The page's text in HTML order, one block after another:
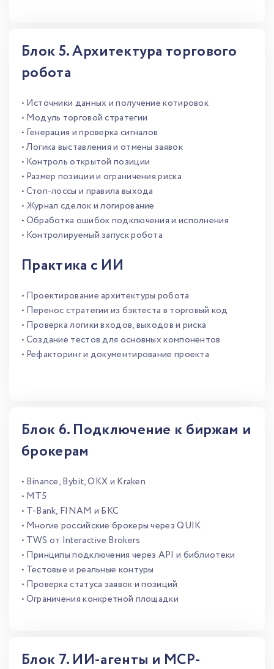
Блок 5. Архитектура торгового
робота
• Источники данных и получение котировок
• Модуль торговой стратегии
• Генерация и проверка сигналов
• Логика выставления и отмены заявок
• Контроль открытой позиции
• Размер позиции и ограничения риска
• Стоп-лоссы и правила выхода
• Журнал сделок и логирование
• Обработка ошибок подключения и исполнения
• Контролируемый запуск робота
Практика с ИИ
• Проектирование архитектуры робота
• Перенос стратегии из бэктеста в торговый код
• Проверка логики входов, выходов и риска
• Создание тестов для основных компонентов
• Рефакторинг и документирование проекта
Блок 6. Подключение к биржам и
брокерам
• Binance, Bybit, OKX и Kraken
• MT5
• T-Bank, FINAM и БКС
• Многие российские брокеры через QUIK
• TWS от Interactive Brokers
• Принципы подключения через API и библиотеки
• Тестовые и реальные контуры
• Проверка статуса заявок и позиций
• Ограничения конкретной площадки
Блок 7. ИИ-агенты и MCP-